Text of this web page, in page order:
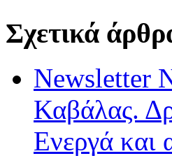
Σχετικά
Newsletter
Καβάλας.
Ενεργά και